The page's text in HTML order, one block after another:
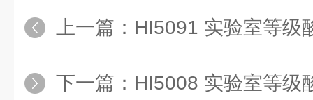
上一篇： HI5091 实验室等级酸度
下一篇： HI5008 实验室等级酸度